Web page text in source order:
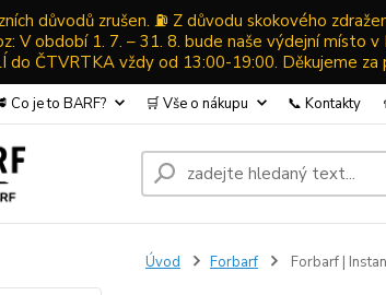
důvodů zrušen. ⛽ Z důvodu skokového
V období 1. 7. – 31. 8. bude naše výdejní
do ČTVRTKA vždy od 13:00-19:00. Děkujeme
Co je to BARF? 🛒 Vše o nákupu 📞 Kontakty
Úvod Forbarf Forbarf |